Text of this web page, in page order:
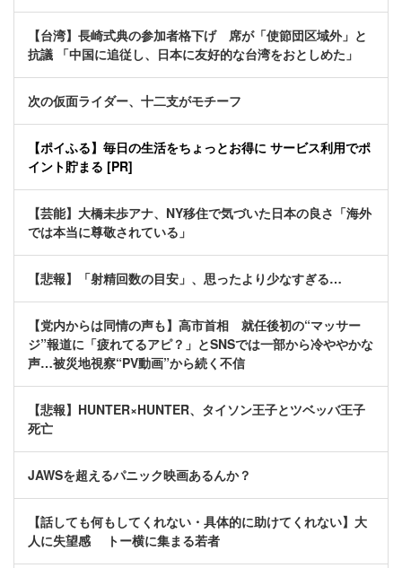
【台湾】長崎式典の参加者格下げ 席が「使節団区域外」と
抗議 「中国に追従し、日本に友好的な台湾をおとしめた」
次の仮面ライダー、十二支がモチーフ
【ポイふる】毎日の生活をちょっとお得に サービス利用でポ
イント貯まる [PR]
【芸能】大橋未歩アナ、NY移住で気づいた日本の良さ「海外
では本当に尊敬されている」
【悲報】「射精回数の目安」、思ったより少なすぎる…
【党内からは同情の声も】高市首相 就任後初の“マッサー
ジ”報道に「疲れてるアピ？」とSNSでは一部から冷ややかな
声…被災地視察“PV動画”から続く不信
【悲報】HUNTER×HUNTER、タイソン王子とツベッバ王子
死亡
JAWSを超えるパニック映画あるんか？
【話しても何もしてくれない・具体的に助けてくれない】大
人に失望感 トー横に集まる若者